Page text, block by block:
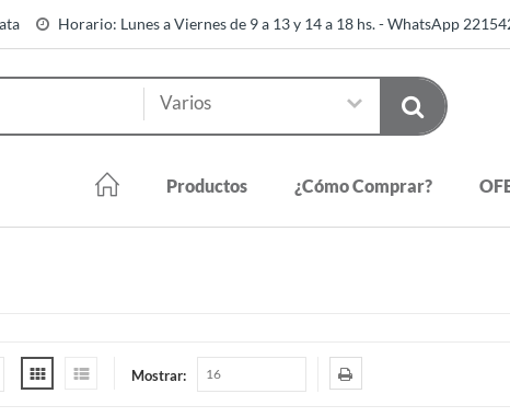
Horario: Lunes a Viernes de 9 a 13 y 14 a 18 hs. - WhatsApp
Productos ¿Cómo Comprar?
Mostrar: